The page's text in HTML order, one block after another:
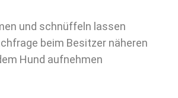
und schnüffeln lassen
beim Besitzer näheren
Hund aufnehmen